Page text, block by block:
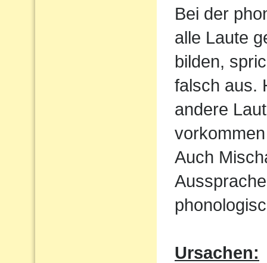
Bei der
alle Laute
bilden,
falsch aus.
andere
Auch
Ursachen: